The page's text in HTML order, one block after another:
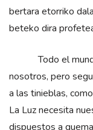
bertara etorriko
beteko dira
Todo el mundo
nosotros, pero
a las tinieblas,
La Luz necesita
dispuestos a